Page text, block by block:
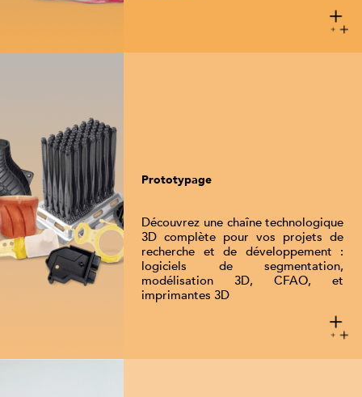
Prototypage
Découvrez une chaîne technologique
3D complète pour vos projets de
recherche et de développement :
logiciels de segmentation,
modélisation 3D, CFAO, et
imprimantes 3D